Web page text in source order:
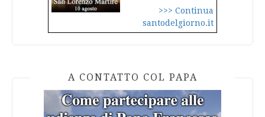
>>> Continua
santodelgiorno.it
A CONTATTO COL PAPA